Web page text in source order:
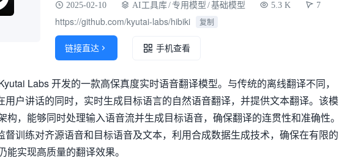
2025-02-10 AI工具库/专用模型 /基础模型 5.3 K 7
https://github.com/kyutai-labs/hibiki 复制
链接直达  手机查看
Labs 开发的一款高保真度实时语音翻译模型。与传统的离线翻译不同，
用户讲话的同时，实时生成目标语言的自然语音翻译，并提供文本翻译。该模
构，能够同时处理输入语音流并生成目标语音，确保翻译的连贯性和准确性
督训练对齐源语音和目标语音及文本，利用合成数据生成技术，确保在有限的
能实现高质量的翻译效果。